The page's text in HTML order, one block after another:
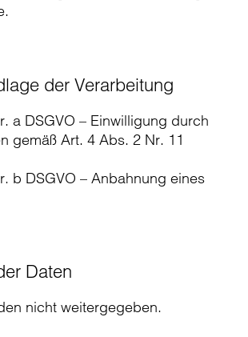
der Verarbeitung
a DSGVO – Einwilligung durch
gemäß Art. 4 Abs. 2 Nr. 11
b DSGVO – Anbahnung eines
Daten
nicht weitergegeben.